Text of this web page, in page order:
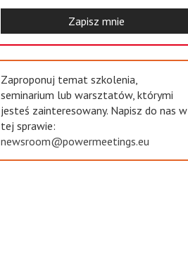
Zapisz mnie
Zaproponuj temat szkolenia,
seminarium lub warsztatów, którymi
jesteś zainteresowany. Napisz do nas w
tej sprawie:
newsroom@powermeetings.eu